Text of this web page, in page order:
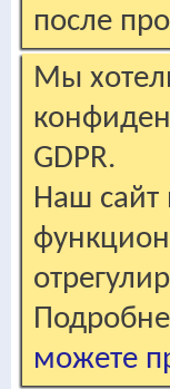
после
Мы
GDPR.
Наш сайт
можете